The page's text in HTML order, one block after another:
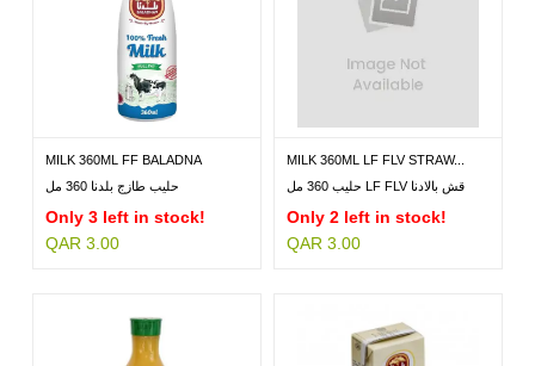
MILK 360ML FF BALADNA
حليب طازج بلدنا 360 مل
Only 3 left in stock!
QAR 3.00
MILK 360ML LF FLV STRAW...
حليب 360 مل LF FLV قش بالادنا
Only 2 left in stock!
QAR 3.00